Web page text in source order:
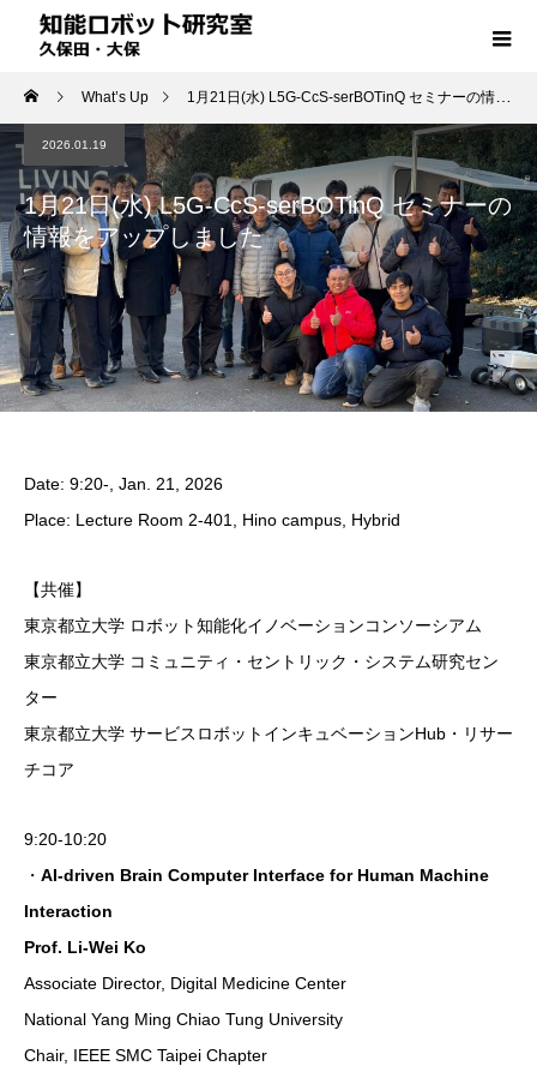
What’s Up 1月21日(水) L5G-CcS-serBOTinQ セミナーの情報をアップしました
2026.01.19
1月21日(水) L5G-CcS-serBOTinQ セミナーの
情報をアップしました
Date: 9:20-, Jan. 21, 2026
Place: Lecture Room 2-401, Hino campus, Hybrid
【共催】
東京都立大学 ロボット知能化イノベーションコンソーシアム
東京都立大学 コミュニティ・セントリック・システム研究セン
ター
東京都立大学 サービスロボットインキュベーションHub・リサー
チコア
9:20-10:20
・ AI-driven Brain Computer Interface for Human Machine
Interaction
Prof. Li-Wei Ko
Associate Director, Digital Medicine Center
National Yang Ming Chiao Tung University
Chair, IEEE SMC Taipei Chapter